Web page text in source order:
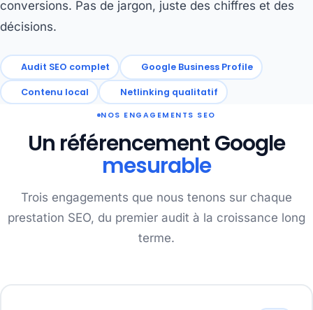
conversions. Pas de jargon, juste des chiffres et des
décisions.
Audit SEO complet Google Business Profile
Contenu local Netlinking qualitatif
NOS ENGAGEMENTS SEO
Un référencement Google
mesurable
Trois engagements que nous tenons sur chaque
prestation SEO, du premier audit à la croissance long
terme.